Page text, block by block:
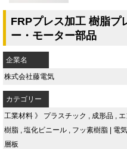
FRPプレス加工 樹脂プ
ー・モーター部品
企業名
株式会社藤電気
カテゴリー
工業材料 》 プラスチック 成形品
樹脂
塩化ビニール フッ素樹脂 | 電
層板